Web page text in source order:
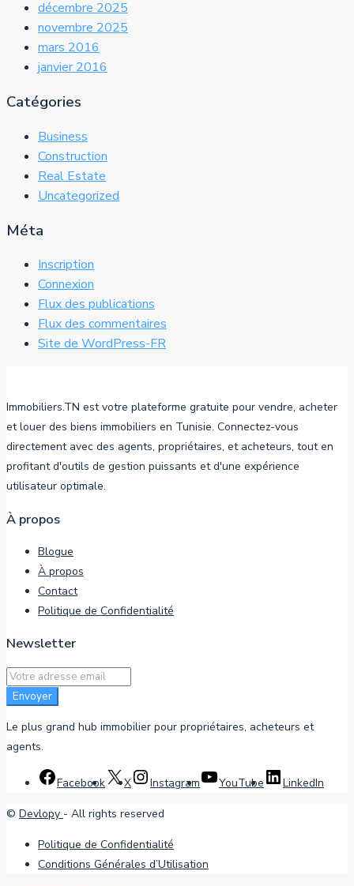
décembre 2025
novembre 2025
mars 2016
janvier 2016
Catégories
Business
Construction
Real Estate
Uncategorized
Méta
Inscription
Connexion
Flux des publications
Flux des commentaires
Site de WordPress-FR
Immobiliers.TN est votre plateforme gratuite pour vendre, acheter
et louer des biens immobiliers en Tunisie. Connectez-vous
directement avec des agents, propriétaires, et acheteurs, tout en
profitant d'outils de gestion puissants et d'une expérience
utilisateur optimale.
À propos
Blogue
À propos
Contact
Politique de Confidentialité
Newsletter
Envoyer
Le plus grand hub immobilier pour propriétaires, acheteurs et
agents.
Facebook X Instagram YouTube LinkedIn
© Devlopy - All rights reserved
Politique de Confidentialité
Conditions Générales d’Utilisation